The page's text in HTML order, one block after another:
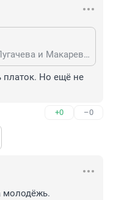
Я одна не понимаю, почему Пугачева и Макаревич - иноагенты, а вы - приличные люди? Что-то в этой железной логике рухнуло
Но ещё не
+0 –0
молодёжь.